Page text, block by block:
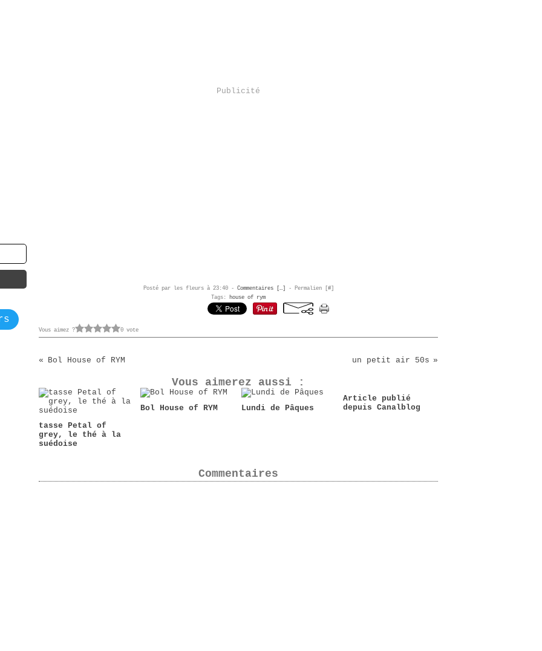
Publicité
Posté par les fleurs à 23:40 - Commentaires [ …] - Permalien [ #]
Tags: house of rym
Vous aimez ? 0 vote
Bol House of RYM un petit air 50s
Vous aimerez aussi :
tasse Petal of
grey, le thé à la
suédoise
Bol House of RYM Lundi de Pâques
Article publié
depuis Canalblog
Commentaires